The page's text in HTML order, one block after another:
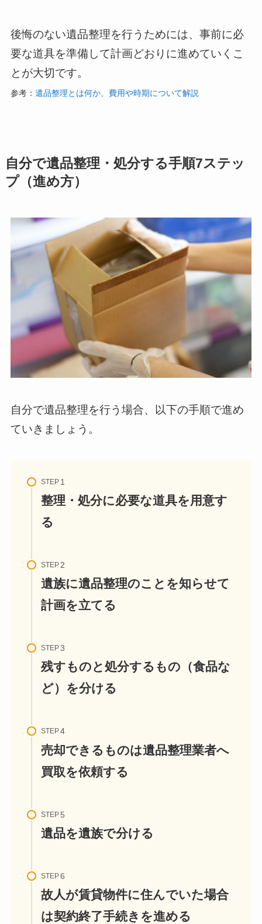
後悔のない遺品整理を行うためには、事前に必
要な道具を準備して計画どおりに進めていくこ
とが大切です。
参考： 遺品整理とは何か、費用や時期について解説
自分で遺品整理・処分する手順7ステッ
プ（進め方）
自分で遺品整理を行う場合、以下の手順で進め
ていきましょう。
STEP
整理・処分に必要な道具を用意す
る
STEP
遺族に遺品整理のことを知らせて
計画を立てる
STEP
残すものと処分するもの（食品な
ど）を分ける
STEP
売却できるものは遺品整理業者へ
買取を依頼する
STEP
遺品を遺族で分ける
STEP
故人が賃貸物件に住んでいた場合
は契約終了手続きを進める